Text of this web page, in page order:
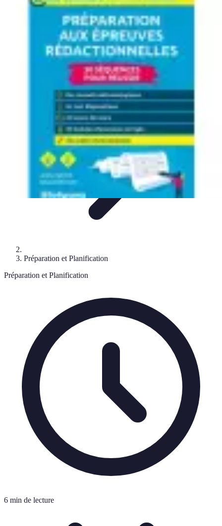
Voyager Lointain
Budget et ÉconomieConseils de
TechnologieCulture
Voyager Lointain
Préparation et Planification
Préparation et Planification
6 min de lecture